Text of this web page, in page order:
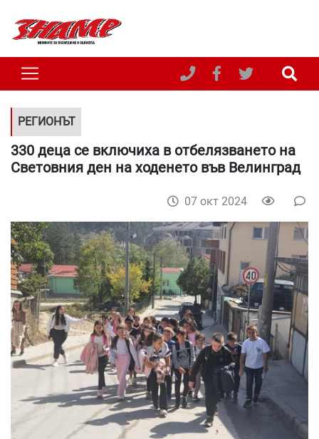
РЕГИОНЪТ
330 деца се включиха в отбелязването на
Световния ден на ходенето във Велинград
07 окт 2024